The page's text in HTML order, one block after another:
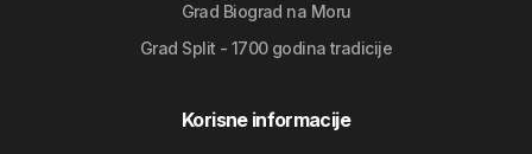
Grad Biograd na Moru
Grad Split - 1700 godina tradicije
Korisne informacije